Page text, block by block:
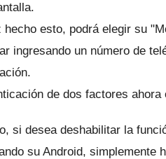
hecho esto, podrá elegir su
ingresando un número de
de dos factores
si desea deshabilitar la
su Android, simplemente